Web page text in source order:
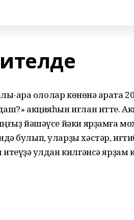
ара ололар көнөнә ҡарата
акцияһын иғлан итте.
йәшәүсе йәки ярҙамға
булып, уларҙы хәстәр,
ҡулдан килгәнсә ярҙам